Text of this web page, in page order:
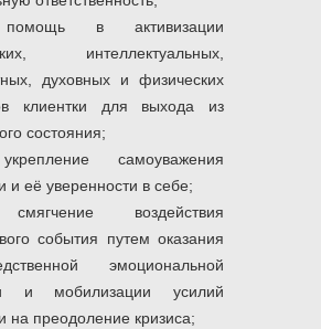
в активизации
интел­лектуальных,
духовных и физических
клиентки для выхода из
состояния;
самоуважения
и её уверенности в себе;
воздействия
события путем оказания
эмоциональной
и мобилизации усилий
на преодоление кризиса;